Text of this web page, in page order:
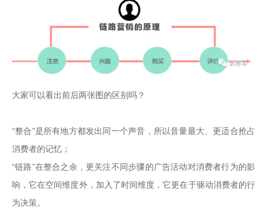
大家可以看出前后两张图的区别吗？
“整合”是所有地方都发出同一个声音，所以音量最大、更适合抢占
消费者的记忆；
“链路”在整合之余，更关注不同步骤的广告活动对消费者行为的影
响，它在空间维度外，加入了时间维度，它更在于驱动消费者的行
为决策。